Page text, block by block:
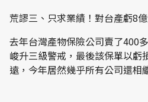
荒謬三、只求業績！對台產虧8
去年台灣產物保險公司賣了400
峻升三級警戒，最後該保單以虧
遠，今年居然幾乎所有公司還相